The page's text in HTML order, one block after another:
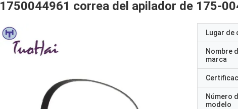
1750044961 correa del apilador de 175-
Lugar de
Nombre
marca
Número
modelo